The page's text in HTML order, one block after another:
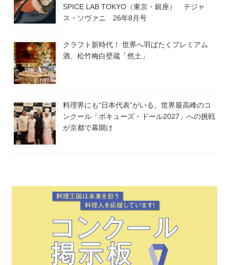
SPICE LAB TOKYO（東京・銀座） テジャ
ス・ソヴァニ 26年8月号
クラフト新時代！ 世界へ羽ばたくプレミアム
酒、松竹梅白壁蔵「然土」
料理界にも“日本代表”がいる。世界最高峰のコ
ンクール「ボキューズ・ドール2027」への挑戦
が京都で幕開け